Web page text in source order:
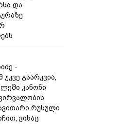
და
-
გაარკვია,
კანონი
რუსული
ვისაც